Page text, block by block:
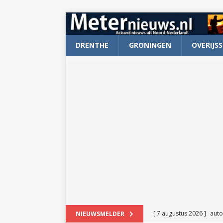
DRENTHE GRONINGEN
NIEUWSMELDER [ 7 augustus 2026 ]